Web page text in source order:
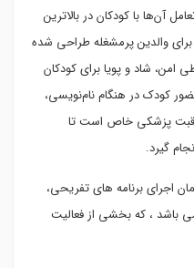
آن‌ها با کودکان در بالاترین
برای والدین پرمشغله طراحی شده
محیطی امن، شاد و پویا برای کودکان
کودک در هنگام نام‌نویسی،
پزشکی خاص است تا
گیرد.
اجرای برنامه های تفریحی،
، که بخشی از فعالیت